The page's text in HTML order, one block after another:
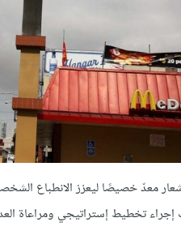
معدّ خصيصًا ليعزز الانطباع
تخطيط إستراتيجي ومراعاة